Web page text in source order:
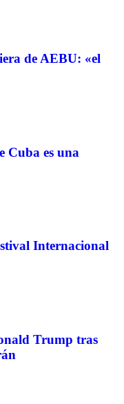
de AEBU: «el
Cuba es una
Internacional
Trump tras